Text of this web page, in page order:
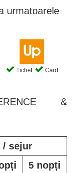
urmatoarele
Tichet Card
&
/ sejur
5 nopți